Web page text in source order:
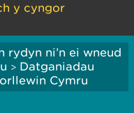
y cyngor
rydyn ni’n ei wneud
> Datganiadau
Cymru